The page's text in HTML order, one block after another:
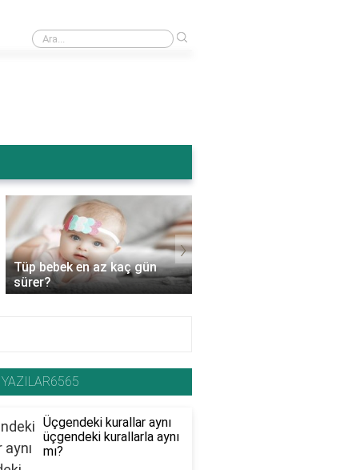
Ameliyattan sonra karın şişmesi normal mi?
Tüp bebek en az kaç gün
sürer?
›
Üçgendeki kurallar aynı
üçgendeki kurallarla aynı
mı?